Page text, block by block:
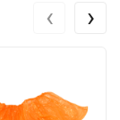
‹ ›